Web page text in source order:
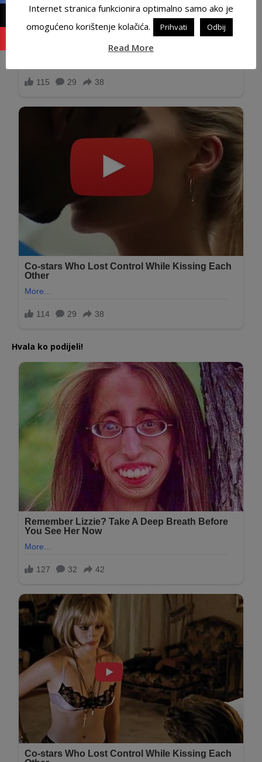
Hvala ko podijeli!
Internet stranica funkcionira optimalno samo ako je
omogućeno korištenje kolačića.
Prihvati Odbij
Read More